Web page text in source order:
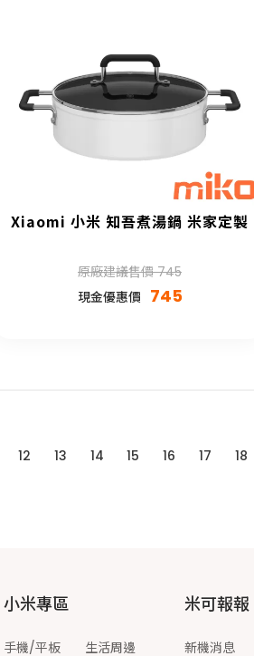
Xiaomi 小米 知吾煮湯鍋 米家定製
原廠建議售價 745
現金優惠價 745
12 13 14 15 16 17 18
小米專區
手機/平板 生活周邊
米可報報
新機消息